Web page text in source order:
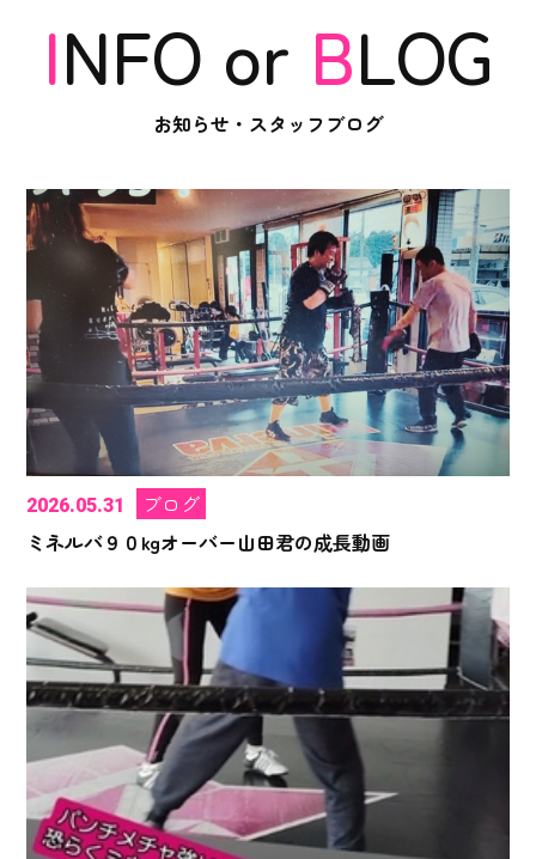
INFO or BLOG
お知らせ・スタッフブログ
2026.05.31
ブログ
ミネルバ９０kgオーバー山田君の成長動画